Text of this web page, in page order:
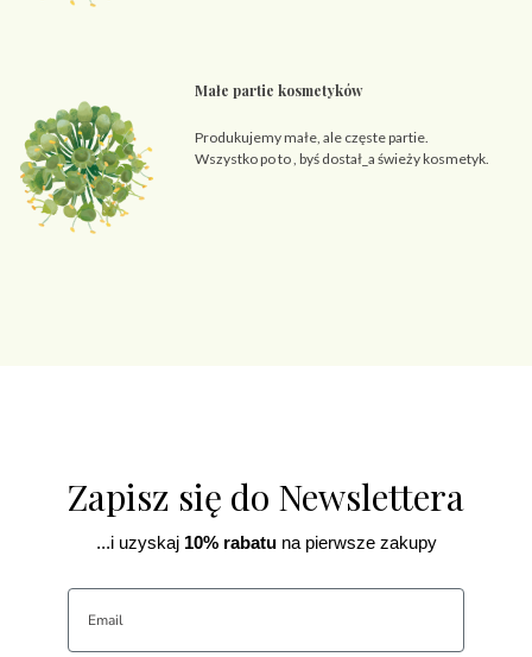
Małe partie kosmetyków
Produkujemy małe, ale częste partie.
Wszystko po to , byś dostał_a świeży kosmetyk.
Zapisz się do Newslettera
...i uzyskaj10% rabatuna pierwsze zakupy